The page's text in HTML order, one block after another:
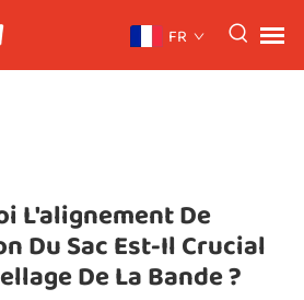
FR
L'alignement De
Du Sac Est-Il Crucial
De La Bande ?